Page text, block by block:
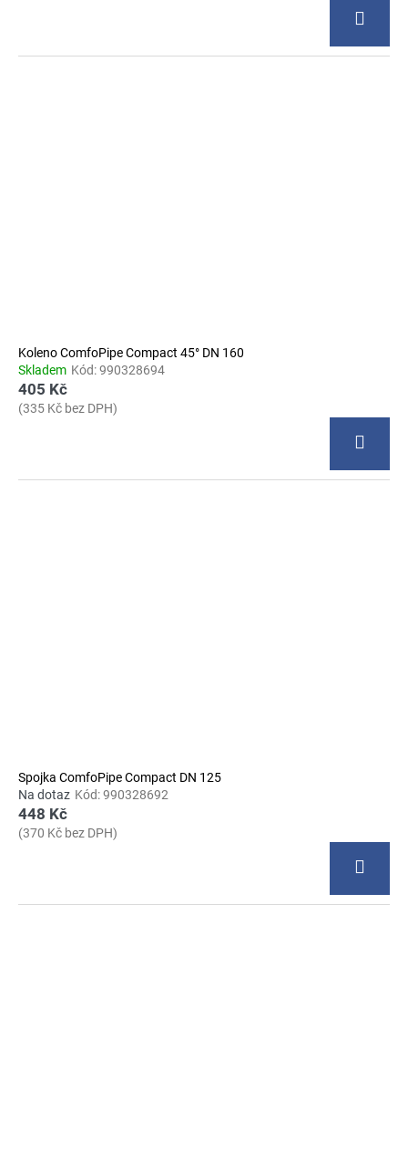
Koleno ComfoPipe Compact 45° DN 160
Skladem Kód:990328694
405 Kč
(335 Kč bez DPH)
Spojka ComfoPipe Compact DN 125
Na dotaz Kód:990328692
448 Kč
(370 Kč bez DPH)